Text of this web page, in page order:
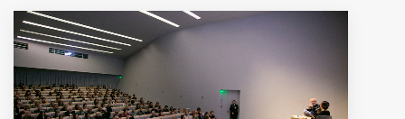
MUNICIPI
Inviateci le vostre segnalazioni